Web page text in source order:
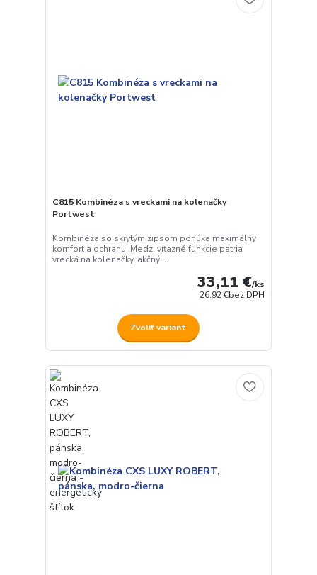
C815 Kombinéza s vreckami na kolenačky
Portwest
Kombinéza so skrytým zipsom ponúka maximálny
komfort a ochranu. Medzi víťazné funkcie patria
vrecká na kolenačky, akčný ...
33,11 €/ks
26,92 €bez DPH
Zvoliť variant